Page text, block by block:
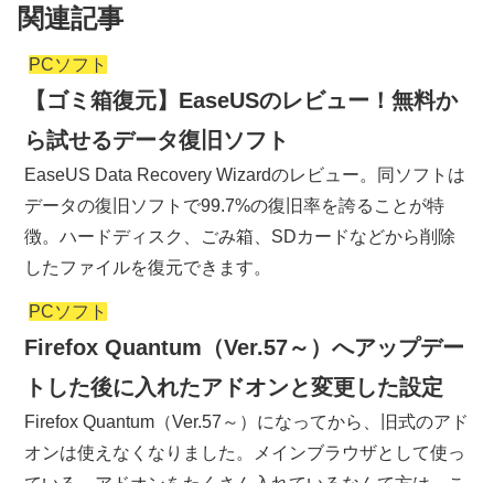
関連記事
PCソフト
【ゴミ箱復元】EaseUSのレビュー！無料か
ら試せるデータ復旧ソフト
EaseUS Data Recovery Wizardのレビュー。同ソフトは
データの復旧ソフトで99.7%の復旧率を誇ることが特
徴。ハードディスク、ごみ箱、SDカードなどから削除
したファイルを復元できます。
PCソフト
Firefox Quantum（Ver.57～）へアップデー
トした後に入れたアドオンと変更した設定
Firefox Quantum（Ver.57～）になってから、旧式のアド
オンは使えなくなりました。メインブラウザとして使っ